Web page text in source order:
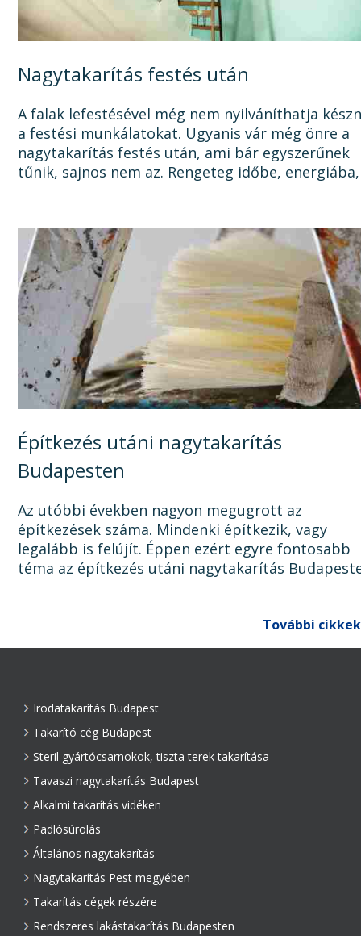
Nagytakarítás festés után
A falak lefestésével még nem nyilváníthatja
a festési munkálatokat. Ugyanis vár még önre a
nagytakarítás festés után, ami bár egyszerűnek
tűnik, sajnos nem az. Rengeteg időbe,
Építkezés utáni nagytakarítás
Budapesten
Az utóbbi években nagyon megugrott az
építkezések száma. Mindenki építkezik, vagy
legalább is felújít. Éppen ezért egyre fontosabb
téma az építkezés utáni nagytakarítás
További cikkek
Irodatakarítás Budapest
Takarító cég Budapest
Steril gyártócsarnokok, tiszta terek takarítása
Tavaszi nagytakarítás Budapest
Alkalmi takarítás vidéken
Padlósúrolás
Általános nagytakarítás
Nagytakarítás Pest megyében
Takarítás cégek részére
Rendszeres lakástakarítás Budapesten